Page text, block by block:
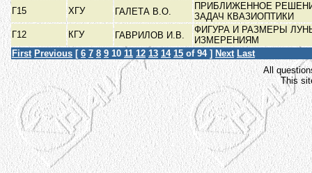
Г15
ХГУ ГАЛЕТА В.О.
ПРИБЛИЖЕННОЕ
ЗАДАЧ КВАЗИОПТИКИ
Г12
КГУ ГАВРИЛОВ И.В.
ФИГУРА И РАЗМЕРЫ
ИЗМЕРЕНИЯМ
First Previous [ 6 7 8 9 10 11 12 13 14 15 of 94 ] Next Last
All
This